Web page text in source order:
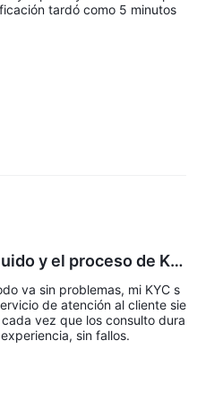
que cubren diversas
trading. Estos libros
y perspicaces sobre
a traders de
económico es una
económicos, anuncios y
afectar los mercados
informados sobre
de trading informadas.
una herramienta de
realizar cálculos
Esta herramienta
como valores de pip,
tardó como 5 minutos
y el proceso de KY
va sin problemas, mi KYC s
vez que los consulto dura
sin fallos.